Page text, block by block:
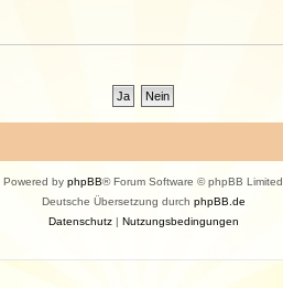
Powered by phpBB® Forum Software © phpBB Limited
Deutsche Übersetzung durch phpBB.de
Datenschutz| Nutzungsbedingungen